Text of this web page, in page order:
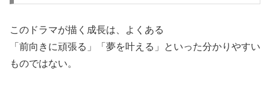
このドラマが描く成長は、よくある
「前向きに頑張る」「夢を叶える」といった分かりやすい
ものではない。